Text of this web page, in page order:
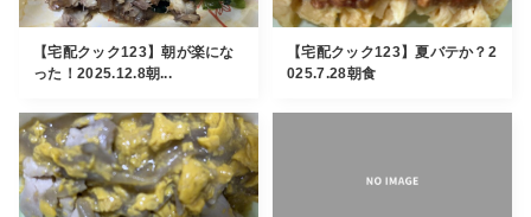
【宅配クック123】朝が楽にな
った！2025.12.8朝...
【宅配クック123】夏バテか？2
025.7.28朝食